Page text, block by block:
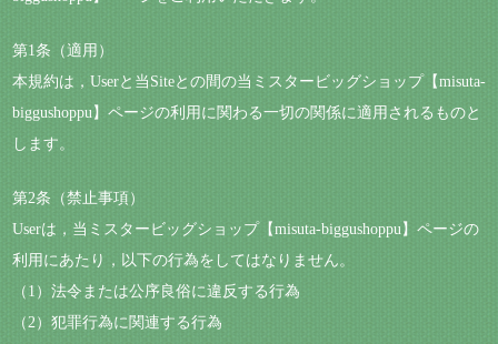
第1条（適用）
本規約は，Userと当Siteとの間の当ミスタービッグショップ【misuta-
biggushoppu】ページの利用に関わる一切の関係に適用されるものと
します。
第2条（禁止事項）
Userは，当ミスタービッグショップ【misuta-biggushoppu】ページの
利用にあたり，以下の行為をしてはなりません。
（1）法令または公序良俗に違反する行為
（2）犯罪行為に関連する行為